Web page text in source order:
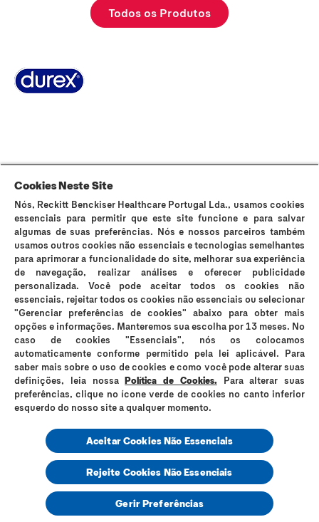
Todos os Produtos
© 2025,Durex Portugal
Os preservativos Durex são dispositivos médicos de uso único e podem
ser utilizados para fins contracetivos e prevenção da transmissão de
infeções sexualmente transmissíveis (IST). Durex Lubrificantes e Durex
Massage 2in1 são dispositivos médicos que suavizam a secura vaginal e
os incómodos íntimos e são compatíveis com preservativos, no entanto
não são contracetivos e não contêm espermicida. Os lubrificantes Durex
podem reduzir a mobilidade do esperma; se está a tentar engravidar,
consulte o seu médico. Em caso de sensibilidade ao látex, consulte o seu
médico antes de utilizar os preservativos. Os preservativos Durex Placer
Prolongado e Durex Mutual Clímax não devem ser utilizados quando
qualquer dos parceiros sofrer de problemas respiratórios. Nenhum método
contracetivo garante 100% de prevenção da gravidez ou transmissão de
IST. Evite o contacto com os olhos, cortes, pele ferida ou irritada. Leia
atentamente a rotulagem e as instruções de utilização. Em caso de dúvida
consulte o seu médico ou farmacêutico. Se sentir irritação ou desconforto
interrompa o seu uso. Em caso de persistência dos sintomas, se sentir
excessiva frequência, ou se estiver grávida ou a amamentar, consulte o
seu médico. Reckitt Benckiser Healthcare, Lda., Rua D. Cristóvão da Gama,
nº 1, 1ºC/D – 1400-113 Lisboa – NIPC 504225910. RKT-M-47113
Cookies Neste Site
Nós, Reckitt Benckiser Healthcare Portugal Lda., usamos cookies
essenciais para permitir que este site funcione e para salvar
algumas de suas preferências. Nós e nossos parceiros também
usamos outros cookies não essenciais e tecnologias semelhantes
para aprimorar a funcionalidade do site, melhorar sua experiência
de navegação, realizar análises e oferecer publicidade
personalizada. Você pode aceitar todos os cookies não
essenciais, rejeitar todos os cookies não essenciais ou selecionar
"Gerenciar preferências de cookies" abaixo para obter mais
opções e informações. Manteremos sua escolha por 13 meses. No
caso de cookies "Essenciais", nós os colocamos
automaticamente conforme permitido pela lei aplicável. Para
saber mais sobre o uso de cookies e como você pode alterar suas
definições, leia nossaPolítica de Cookies.Para alterar suas
preferências, clique no ícone verde de cookies no canto inferior
esquerdo do nosso site a qualquer momento.
Aceitar Cookies Não Essenciais
Rejeite Cookies Não Essenciais
Gerir Preferências